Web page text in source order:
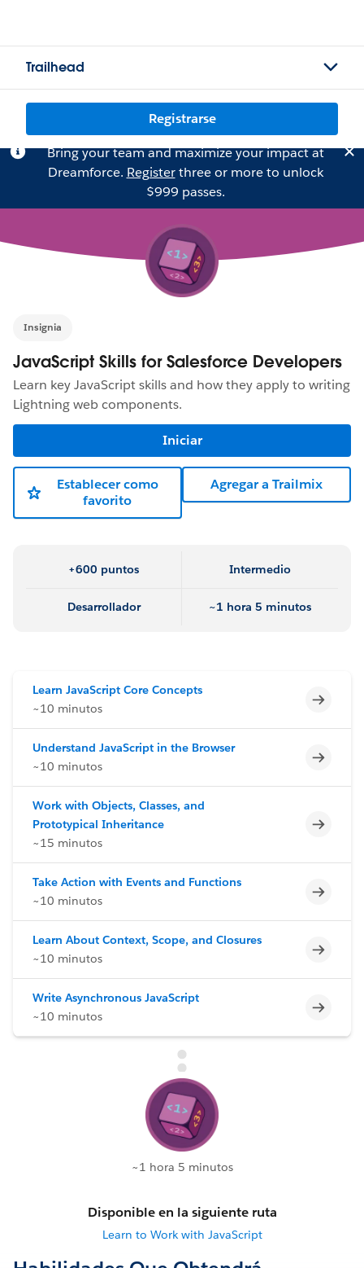
Trailhead
Registrarse
Bring your team and maximize your impact at
Dreamforce. Registerthree or more to unlock
$999 passes.
Insignia
JavaScript Skills for Salesforce Developers
Learn key JavaScript skills and how they apply to writing
Lightning web components.
Iniciar
Establecer como
favorito
Agregar a Trailmix
+600 puntos Intermedio
Desarrollador ~1 hora 5 minutos
Learn JavaScript Core Concepts
~10 minutos
Understand JavaScript in the Browser
~10 minutos
Work with Objects, Classes, and
Prototypical Inheritance
~15 minutos
Take Action with Events and Functions
~10 minutos
Learn About Context, Scope, and Closures
~10 minutos
Write Asynchronous JavaScript
~10 minutos
~1 hora 5 minutos
Disponible en la siguiente ruta
Learn to Work with JavaScript